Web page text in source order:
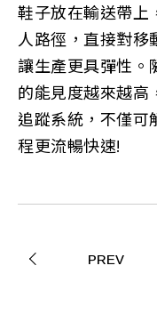
鞋子放在輸送帶上
人路徑，直接對移
讓生產更具彈性。
的能見度越來越高
追蹤系統，不僅可
程更流暢快速!
PREV